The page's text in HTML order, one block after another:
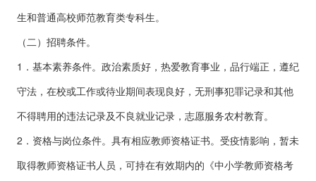
生和普通高校师范教育类专科生。
（二）招聘条件。
1．基本素养条件。政治素质好，热爱教育事业，品行端正，遵纪
守法，在校或工作或待业期间表现良好，无刑事犯罪记录和其他
不得聘用的违法记录及不良就业记录，志愿服务农村教育。
2．资格与岗位条件。具有相应教师资格证书。受疫情影响，暂未
取得教师资格证书人员，可持在有效期内的《中小学教师资格考